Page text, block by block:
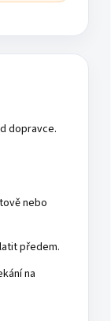
dopravce.
nebo
předem.
na